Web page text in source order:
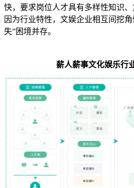
快，要求岗位人才具有多样性知识
因为行业特性，文娱企业相互间挖
失”困境并存。
薪人薪事文化娱乐行